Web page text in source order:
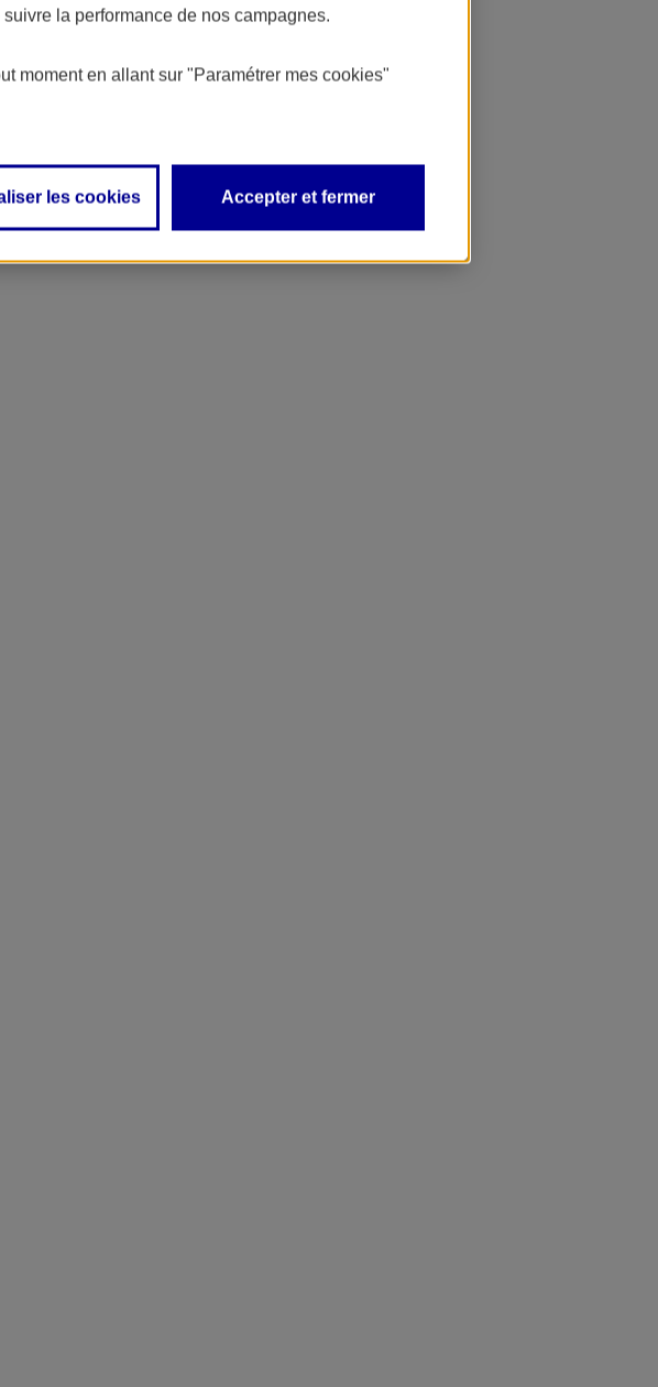
la performance de nos campagnes.
moment en allant sur "Paramétrer mes cookies"
les cookies Accepter et fermer